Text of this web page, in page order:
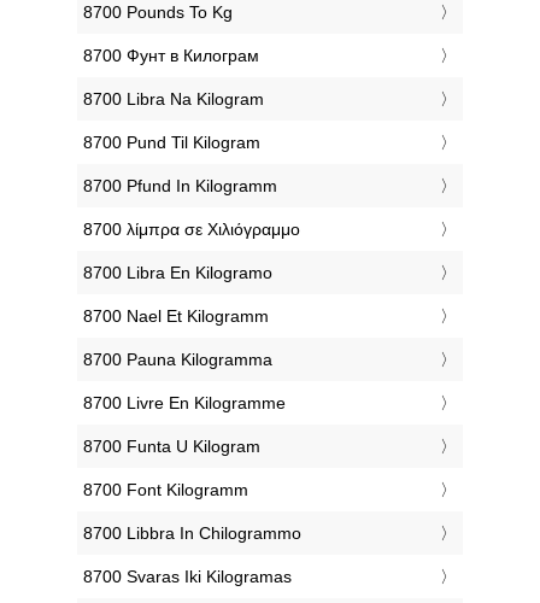
‎8700 Pounds To Kg
‎8700 Фунт в Килограм
‎8700 Libra Na Kilogram
‎8700 Pund Til Kilogram
‎8700 Pfund In Kilogramm
‎8700 λίμπρα σε Χιλιόγραμμο
‎8700 Libra En Kilogramo
‎8700 Nael Et Kilogramm
‎8700 Pauna Kilogramma
‎8700 Livre En Kilogramme
‎8700 Funta U Kilogram
‎8700 Font Kilogramm
‎8700 Libbra In Chilogrammo
‎8700 Svaras Iki Kilogramas